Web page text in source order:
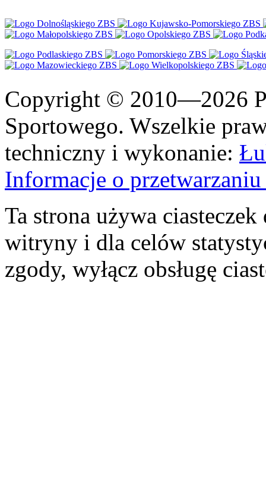
Copyright © 2010—2026
Sportowego. Wszelkie
techniczny i wykonanie:
Informacje o
Ta strona używa
witryny i dla celów
zgody, wyłącz obsługę